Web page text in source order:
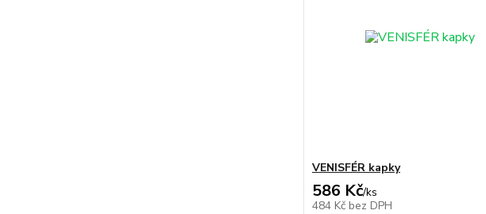
VENISFÉR kapky
586 Kč/ks
484 Kč bez DPH